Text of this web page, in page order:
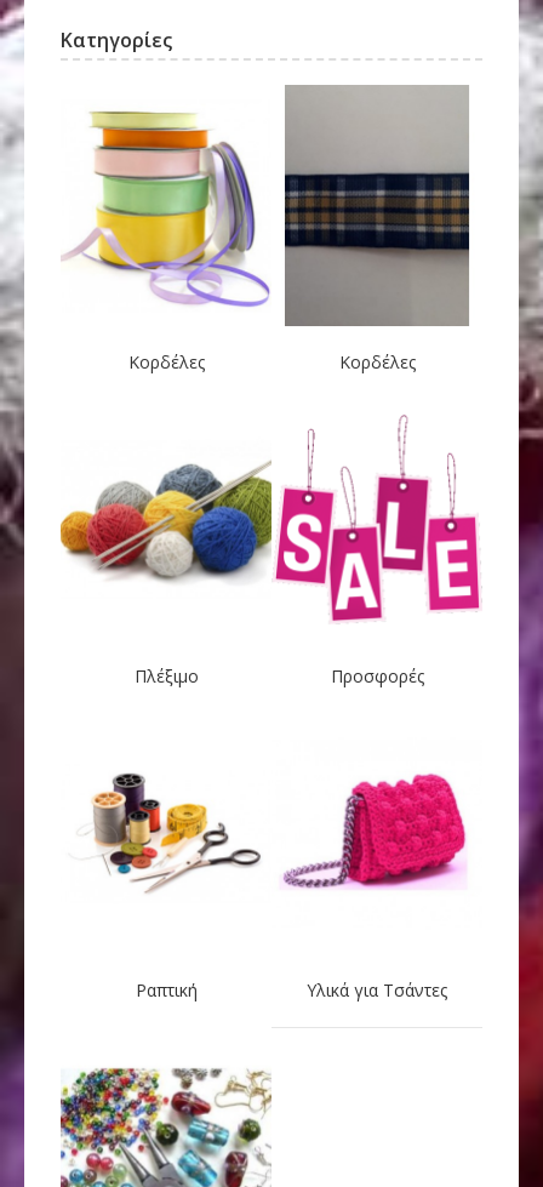
Κατηγορίες
Κορδέλες Κορδέλες
Πλέξιμο Προσφορές
Ραπτική Υλικά για Τσάντες